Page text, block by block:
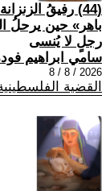
(44) رفيقُ
باهر» حين يرحلُ
رجلٍ لا يُنسى
سامي ابراهيم
2026 / 8 / 8
القضية